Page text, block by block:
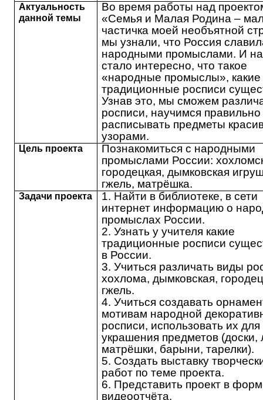
Актуальность
данной темы
Во время работы над
«Семья и Малая Родина –
частичка моей необъятной
мы узнали, что Россия
народными промыслами. И
стало интересно, что такое
«народные промыслы», какие
традиционные росписи
Узнав это, мы сможем
росписи, научимся правильно
расписывать предметы
узорами.
Цель проекта
Познакомиться с народными
промыслами России:
городецкая, дымковская
гжель, матрёшка.
Задачи проекта
1. Найти в библиотеке, в сети
интернет информацию о
промыслах России.
2. Узнать у учителя какие
традиционные росписи
в России.
3. Учиться различать виды
хохлома, дымковская,
гжель.
4. Учиться создавать
мотивам народной
росписи, использовать их для
украшения предметов (доски,
матрёшки, барыни, тарелки).
5. Создать выставку
работ по теме проекта.
6. Представить проект в
видеоотчёта.